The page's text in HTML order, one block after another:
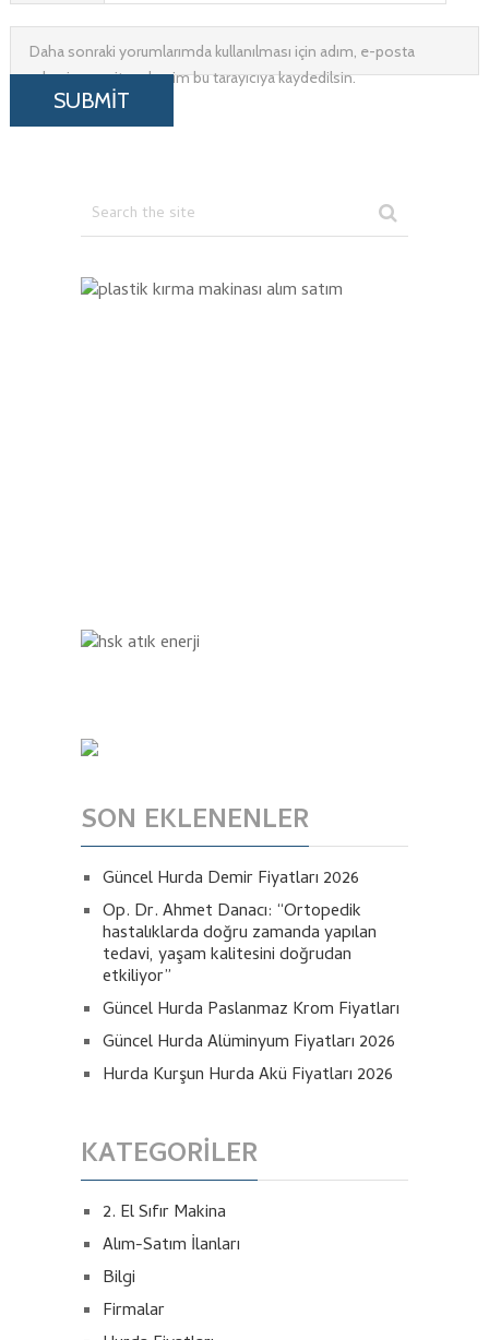
Daha sonraki yorumlarımda kullanılması için adım, e-posta
adresim ve site adresim bu tarayıcıya kaydedilsin.
SON EKLENENLER
Güncel Hurda Demir Fiyatları 2026
Op. Dr. Ahmet Danacı: “Ortopedik
hastalıklarda doğru zamanda yapılan
tedavi, yaşam kalitesini doğrudan
etkiliyor”
Güncel Hurda Paslanmaz Krom Fiyatları
Güncel Hurda Alüminyum Fiyatları 2026
Hurda Kurşun Hurda Akü Fiyatları 2026
KATEGORILER
2. El Sıfır Makina
Alım-Satım İlanları
Bilgi
Firmalar